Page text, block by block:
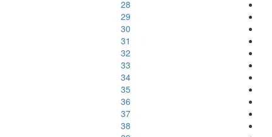
28
29
30
31
32
33
34
35
36
37
38